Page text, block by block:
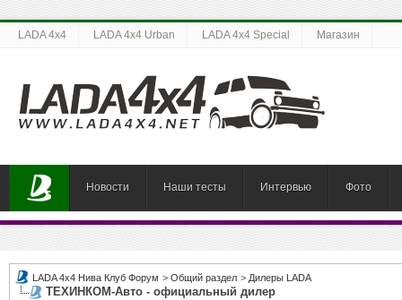
LADA 4x4 LADA 4x4 Urban LADA 4x4 Special Магазин
Новости Наши тесты Интервью Фото
LADA 4x4 Нива Клуб Форум > Общий раздел > Дилеры LADA
ТЕХИНКОМ-Авто - официальный дилер